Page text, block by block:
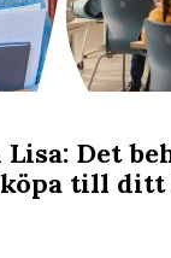
Lisa: Det
till ditt